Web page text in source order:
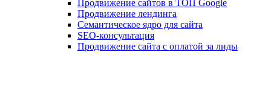
Продвижение сайтов в ТОП Google
Продвижение лендинга
Семантическое ядро для сайта
SEO-консультация
Продвижение сайта с оплатой за лиды